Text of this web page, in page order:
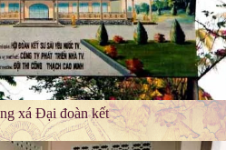
xá Đại đoàn kết